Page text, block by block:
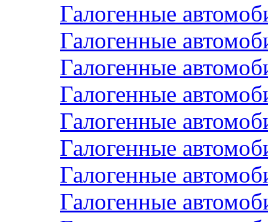
Галогенные
Галогенные
Галогенные
Галогенные
Галогенные
Галогенные
Галогенные
Галогенные